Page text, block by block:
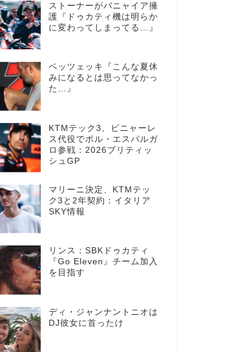
ストーナーがバニャイア擁
護『ドゥカティ機は明らか
に変わってしまってる…』
ベッツェッキ『こんな夏休
みになるとは思ってなかっ
た…』
KTMテック3、ビニャーレ
ス代役でポル・エスパルガ
ロ参戦：2026ブリティッ
シュGP
マリーニ決定、KTMテッ
ク3と2年契約：イタリア
SKY情報
リンス：SBKドゥカティ
『Go Eleven』チーム加入
を目指す
ディ・ジャンナントニオは
DJ彼女に首ったけ